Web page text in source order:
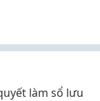
làm sổ lưu